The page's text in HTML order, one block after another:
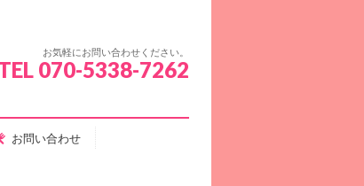
お気軽にお問い合わせください。
070-5338-7262
お問い合わせ